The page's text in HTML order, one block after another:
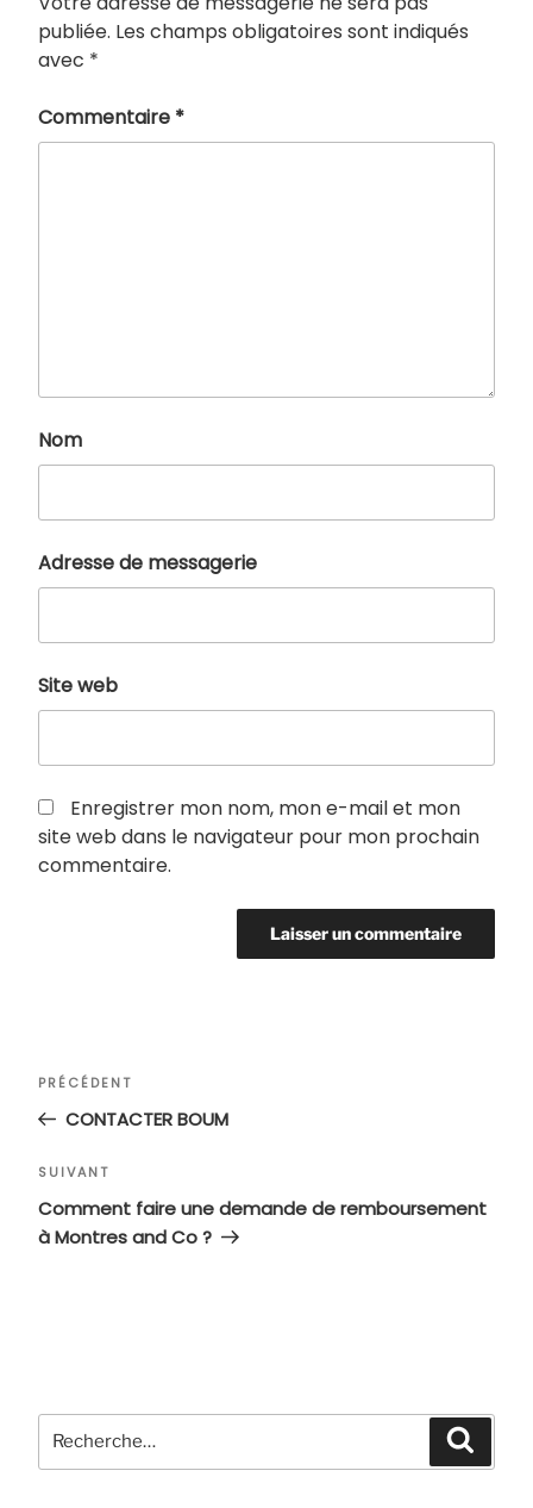
publiée. Les champs obligatoires sont indiqués
avec *
Commentaire *
Nom
Adresse de messagerie
Site web
Enregistrer mon nom, mon e-mail et mon
site web dans le navigateur pour mon prochain
commentaire.
Navigation
l’article
Article
précédent
PRÉCÉDENT
CONTACTER BOUM
Article
suivant
SUIVANT
Comment faire une demande de remboursement
à Montres and Co ?
Recherche
pour